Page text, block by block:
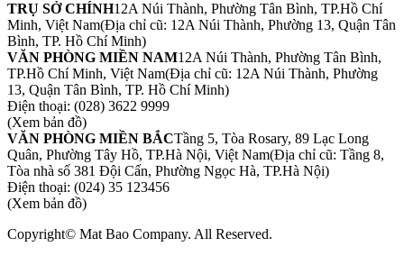
TRỤ SỞ CHÍNH12A Núi Thành, Phường Tân Bình, TP.Hồ Chí
Minh, Việt Nam(Địa chỉ cũ: 12A Núi Thành, Phường 13, Quận Tân
Bình, TP. Hồ Chí Minh)
VĂN PHÒNG MIỀN NAM12A Núi Thành, Phường Tân Bình,
TP.Hồ Chí Minh, Việt Nam(Địa chỉ cũ: 12A Núi Thành, Phường
13, Quận Tân Bình, TP. Hồ Chí Minh)
Điện thoại: (028) 3622 9999
(Xem bản đồ)
VĂN PHÒNG MIỀN BẮCTầng 5, Tòa Rosary, 89 Lạc Long
Quân, Phường Tây Hồ, TP.Hà Nội, Việt Nam(Địa chỉ cũ: Tầng 8,
Tòa nhà số 381 Đội Cấn, Phường Ngọc Hà, TP.Hà Nội)
Điện thoại: (024) 35 123456
(Xem bản đồ)
Copyright© Mat Bao Company. All Reserved.